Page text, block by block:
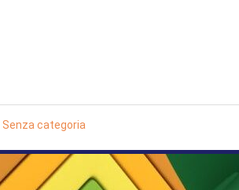
Senza categoria